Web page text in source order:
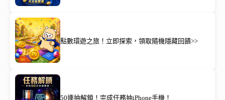
點數環遊之旅！立即探索，領取隨機隱藏回饋>>
50連抽解鎖！完成任務抽iPhone手機！